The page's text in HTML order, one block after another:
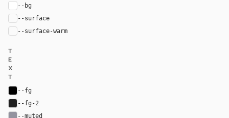
--bg
--surface
--surface-warm
T
E
X
T
--fg
--fg-2
--muted